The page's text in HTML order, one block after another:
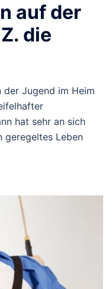
auf der
die
der Jugend im Heim
hat sehr an sich
geregeltes Leben